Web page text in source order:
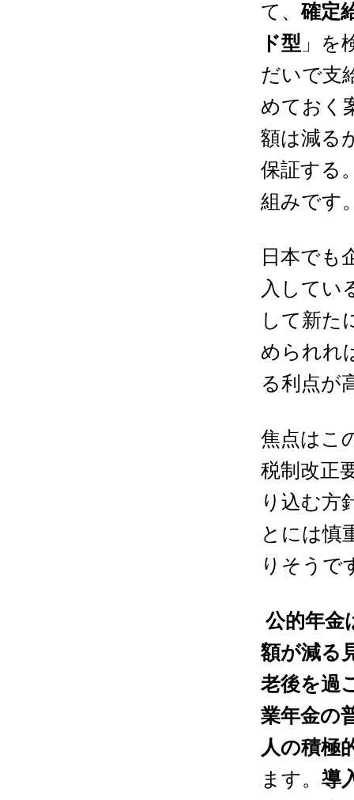
て、確定
ド型 」を
だいで支
めておく
額は減る
保証する
組みです
日本でも
入してい
して新た
められれ
る利点が
焦点はこ
税制改正
り込む方
とには慎
りそうで
公的年金
額が減る
老後を過
業年金の
人の積極
ます。 導